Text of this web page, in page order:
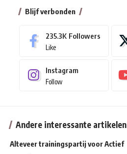
Blijf verbonden
235.3K Followers
Like
Instagram
Follow
Andere interessante artikelen
Alteveer trainingspartij voor Actief